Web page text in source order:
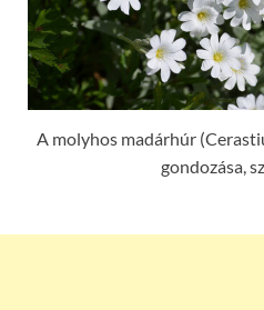
A molyhos madárhúr
gondozása,